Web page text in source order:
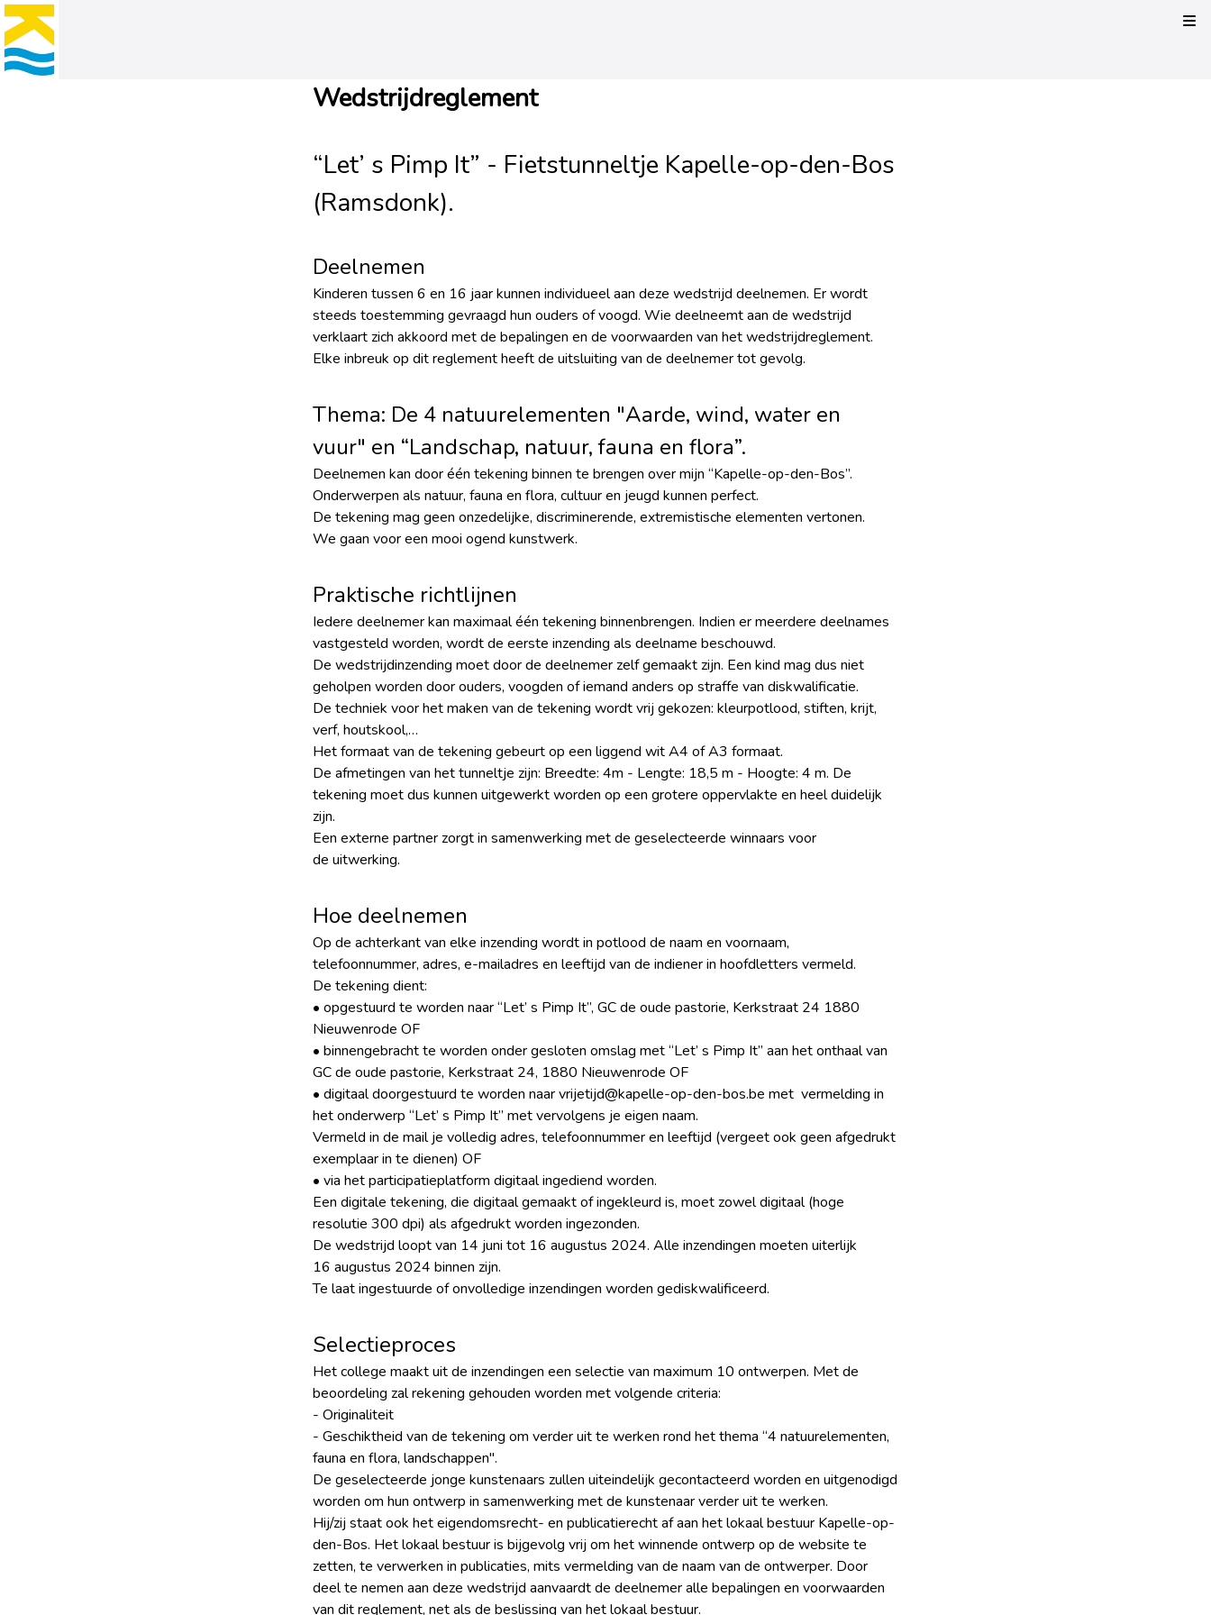
Wedstrijdreglement
“Let’ s Pimp It” - Fietstunneltje Kapelle-op-den-Bos
(Ramsdonk).
Deelnemen
Kinderen tussen 6 en 16 jaar kunnen individueel aan deze wedstrijd deelnemen. Er wordt
steeds toestemming gevraagd hun ouders of voogd. Wie deelneemt aan de wedstrijd
verklaart zich akkoord met de bepalingen en de voorwaarden van het wedstrijdreglement.
Elke inbreuk op dit reglement heeft de uitsluiting van de deelnemer tot gevolg.
Thema: De 4 natuurelementen "Aarde, wind, water en
vuur" en “Landschap, natuur, fauna en flora”.
Deelnemen kan door één tekening binnen te brengen over mijn “Kapelle-op-den-Bos”.
Onderwerpen als natuur, fauna en flora, cultuur en jeugd kunnen perfect.
De tekening mag geen onzedelijke, discriminerende, extremistische elementen vertonen.
We gaan voor een mooi ogend kunstwerk.
Praktische richtlijnen
Iedere deelnemer kan maximaal één tekening binnenbrengen. Indien er meerdere deelnames
vastgesteld worden, wordt de eerste inzending als deelname beschouwd.
De wedstrijdinzending moet door de deelnemer zelf gemaakt zijn. Een kind mag dus niet
geholpen worden door ouders, voogden of iemand anders op straffe van diskwalificatie.
De techniek voor het maken van de tekening wordt vrij gekozen: kleurpotlood, stiften, krijt,
verf, houtskool,…
Het formaat van de tekening gebeurt op een liggend wit A4 of A3 formaat.
De afmetingen van het tunneltje zijn: Breedte: 4m - Lengte: 18,5 m - Hoogte: 4 m. De
tekening moet dus kunnen uitgewerkt worden op een grotere oppervlakte en heel duidelijk
zijn.
Een externe partner zorgt in samenwerking met de geselecteerde winnaars voor
de uitwerking.
Hoe deelnemen
Op de achterkant van elke inzending wordt in potlood de naam en voornaam,
telefoonnummer, adres, e-mailadres en leeftijd van de indiener in hoofdletters vermeld.
De tekening dient:
• opgestuurd te worden naar “Let’ s Pimp It”, GC de oude pastorie, Kerkstraat 24 1880
Nieuwenrode OF
• binnengebracht te worden onder gesloten omslag met “Let’ s Pimp It” aan het onthaal van
GC de oude pastorie, Kerkstraat 24, 1880 Nieuwenrode OF
• digitaal doorgestuurd te worden naar vrijetijd@kapelle-op-den-bos.be met vermelding in
het onderwerp “Let’ s Pimp It” met vervolgens je eigen naam.
Vermeld in de mail je volledig adres, telefoonnummer en leeftijd (vergeet ook geen afgedrukt
exemplaar in te dienen) OF
• via het participatieplatform digitaal ingediend worden.
Een digitale tekening, die digitaal gemaakt of ingekleurd is, moet zowel digitaal (hoge
resolutie 300 dpi) als afgedrukt worden ingezonden.
De wedstrijd loopt van 14 juni tot 16 augustus 2024. Alle inzendingen moeten uiterlijk
16 augustus 2024 binnen zijn.
Te laat ingestuurde of onvolledige inzendingen worden gediskwalificeerd.
Selectieproces
Het college maakt uit de inzendingen een selectie van maximum 10 ontwerpen. Met de
beoordeling zal rekening gehouden worden met volgende criteria:
- Originaliteit
- Geschiktheid van de tekening om verder uit te werken rond het thema “4 natuurelementen,
fauna en flora, landschappen".
De geselecteerde jonge kunstenaars zullen uiteindelijk gecontacteerd worden en uitgenodigd
worden om hun ontwerp in samenwerking met de kunstenaar verder uit te werken.
Hij/zij staat ook het eigendomsrecht- en publicatierecht af aan het lokaal bestuur Kapelle-op-
den-Bos. Het lokaal bestuur is bijgevolg vrij om het winnende ontwerp op de website te
zetten, te verwerken in publicaties, mits vermelding van de naam van de ontwerper. Door
deel te nemen aan deze wedstrijd aanvaardt de deelnemer alle bepalingen en voorwaarden
van dit reglement, net als de beslissing van het lokaal bestuur.